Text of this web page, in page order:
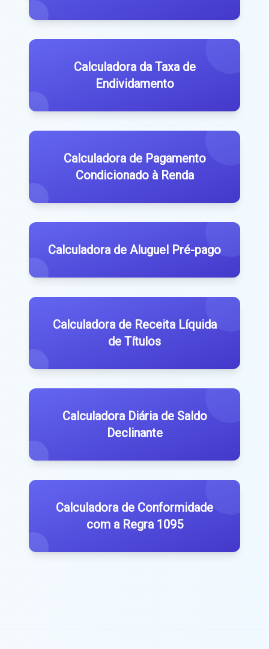
Calculadora da Taxa de
Endividamento
Calculadora de Pagamento
Condicionado à Renda
Calculadora de Aluguel Pré-pago
Calculadora de Receita Líquida
de Títulos
Calculadora Diária de Saldo
Declinante
Calculadora de Conformidade
com a Regra 1095